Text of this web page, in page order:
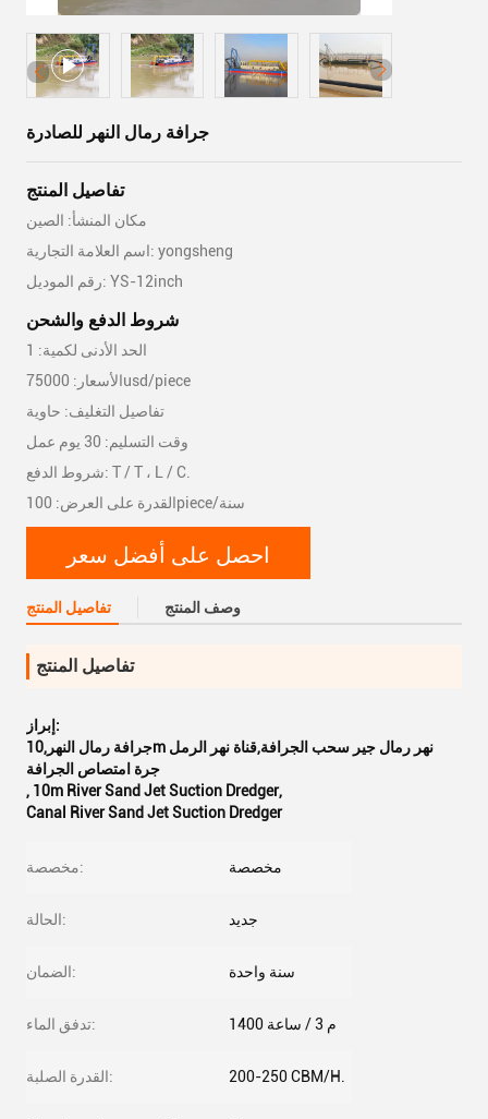
جرافة رمال النهر للصادرة
تفاصيل المنتج
مكان المنشأ: الصين
اسم العلامة التجارية: yongsheng
رقم الموديل: YS-12inch
شروط الدفع والشحن
الحد الأدنى لكمية: 1
الأسعار: 75000usd/piece
تفاصيل التغليف: حاوية
وقت التسليم: 30 يوم عمل
شروط الدفع: T / T ، L / C.
القدرة على العرض: 100piece/سنة
احصل على أفضل سعر
تفاصيل المنتج وصف المنتج
تفاصيل المنتج
إبراز:
جرافة رمال النهر,10m نهر رمال جير سحب الجرافة,قناة نهر الرمل
جرة امتصاص الجرافة
, 10m River Sand Jet Suction Dredger,
Canal River Sand Jet Suction Dredger
مخصصة: مخصصة
الحالة: جديد
الضمان: سنة واحدة
تدفق الماء: 1400 م 3 / ساعة
القدرة الصلبة: 200-250 CBM/H.